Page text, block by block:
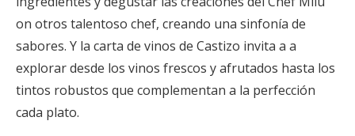
on otros talentoso chef, creando una sinfonía de
sabores. Y la carta de vinos de Castizo invita a a
explorar desde los vinos frescos y afrutados hasta los
tintos robustos que complementan a la perfección
cada plato.